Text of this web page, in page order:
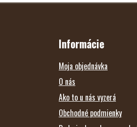
Z
Informácie
Moja objednávka
O nás
Ako to u nás vyzerá
Obchodné podmienky